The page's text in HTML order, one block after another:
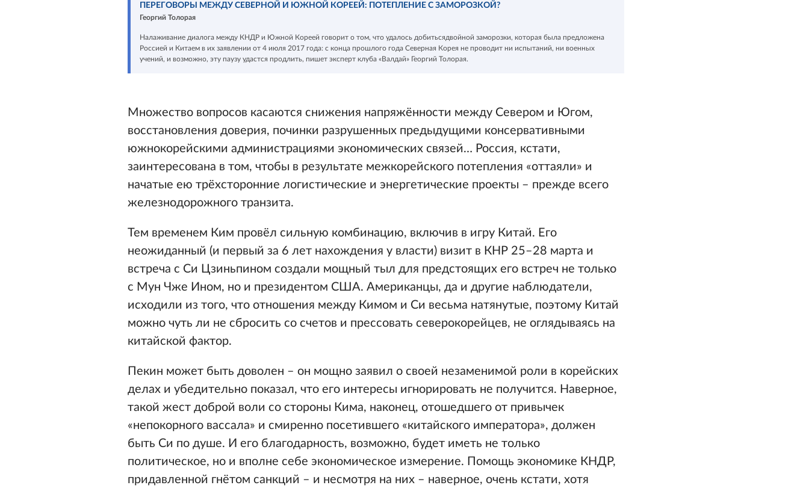
ПЕРЕГОВОРЫ МЕЖДУ СЕВЕРНОЙ И ЮЖНОЙ КОРЕЕЙ: ПОТЕПЛЕНИЕ С ЗАМОРОЗКОЙ?
Георгий Толорая
Налаживание диалога между КНДР и Южной Кореей говорит о том, что удалось добитьсядвойной заморозки, которая была предложена
Россией и Китаем в их заявлении от 4 июля 2017 года: с конца прошлого года Северная Корея не проводит ни испытаний, ни военных
учений, и возможно, эту паузу удастся продлить, пишет эксперт клуба «Валдай» Георгий Толорая.
Множество вопросов касаются снижения напряжённости между Севером и Югом,
восстановления доверия, починки разрушенных предыдущими консервативными
южнокорейскими администрациями экономических связей… Россия, кстати,
заинтересована в том, чтобы в результате межкорейского потепления «оттаяли» и
начатые ею трёхсторонние логистические и энергетические проекты – прежде всего
железнодорожного транзита.
Тем временем Ким провёл сильную комбинацию, включив в игру Китай. Его
неожиданный (и первый за 6 лет нахождения у власти) визит в КНР 25–28 марта и
встреча с Си Цзиньпином создали мощный тыл для предстоящих его встреч не только
с Мун Чже Ином, но и президентом США. Американцы, да и другие наблюдатели,
исходили из того, что отношения между Кимом и Си весьма натянутые, поэтому Китай
можно чуть ли не сбросить со счетов и прессовать северокорейцев, не оглядываясь на
китайской фактор.
Пекин может быть доволен – он мощно заявил о своей незаменимой роли в корейских
делах и убедительно показал, что его интересы игнорировать не получится. Наверное,
такой жест доброй воли со стороны Кима, наконец, отошедшего от привычек
«непокорного вассала» и смиренно посетившего «китайского императора», должен
быть Си по душе. И его благодарность, возможно, будет иметь не только
политическое, но и вполне себе экономическое измерение. Помощь экономике КНДР,
придавленной гнётом санкций – и несмотря на них – наверное, очень кстати, хотя